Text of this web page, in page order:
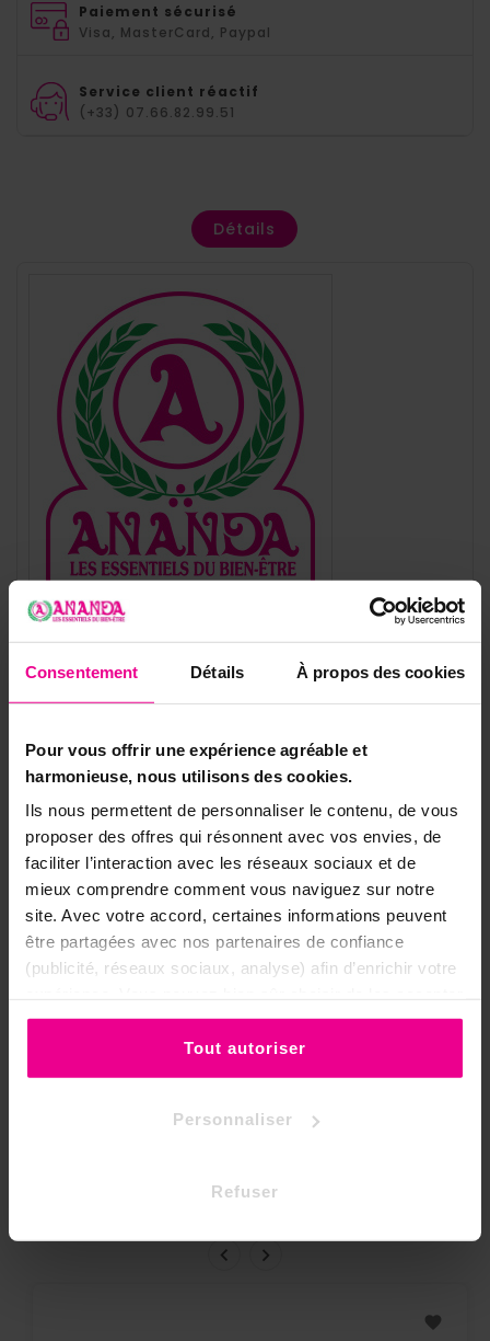
Consentement Détails À propos des cookies
Pour vous offrir une expérience agréable et
harmonieuse, nous utilisons des cookies.
Ils nous permettent de personnaliser le contenu, de vous
proposer des offres qui résonnent avec vos envies, de
faciliter l’interaction avec les réseaux sociaux et de
mieux comprendre comment vous naviguez sur notre
site. Avec votre accord, certaines informations peuvent
être partagées avec nos partenaires de confiance
(publicité, réseaux sociaux, analyse) afin d’enrichir votre
ou de les refuser.
Tout autoriser
Personnaliser
Refuser
Paiement sécurisé
Visa, MasterCard, Paypal
Service client réactif
(+33) 07.66.82.99.51
Détails
Fiche technique
Type De Bijoux Pendentifs
Forme De La Pierre Pendentifs
Pierre Autres Pierres
Poids De La Pierre Inférieur à 15 grammes
Couleur De La Pierre Bleue
Matériaux Des Bijoux
Argent
Chakras 5 - Chakra de la gorge
catégorie: